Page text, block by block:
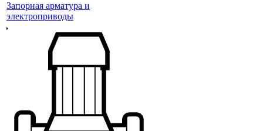
Запорная арматура и
электроприводы